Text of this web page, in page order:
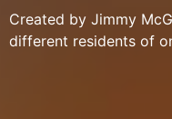
Created by Jimmy
different residents of